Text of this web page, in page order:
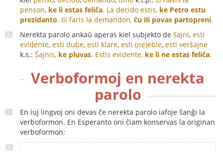
penson, ke li estas feliĉa. La decido estis, ke Petro estu
prezidanto. Ili faris la demandon, ĉu ili povas partopreni.
Nerekta parolo ankaŭ aperas kiel subjekto de ŝajni, esti
evidente, esti dube, esti klare, esti (ne)eble, esti verŝajne
k.s.: Ŝajnis, ke pluvas. Estis evidente, ke li ne estas feliĉa.
Verboformoj en nerekta
parolo
En iuj lingvoj oni devas ĉe nerekta parolo iafoje ŝanĝi la
verboformon. En Esperanto oni ĉiam konservas la originan
verboformon: